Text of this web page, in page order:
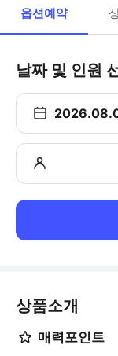
옵션예약
날짜 및 인원
상품소개
매력포인트